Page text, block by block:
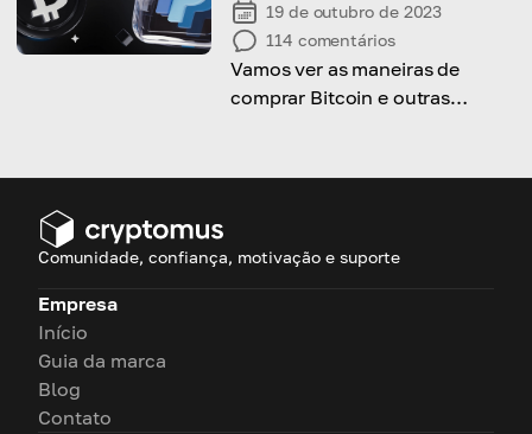
19 de outubro de 2023
114 comentários
Vamos ver as maneiras de
comprar Bitcoin e outras
estratégia de negociação P2P
Comunidade, confiança, motivação e suporte
Empresa
Início
Guia da marca
Blog
Contato